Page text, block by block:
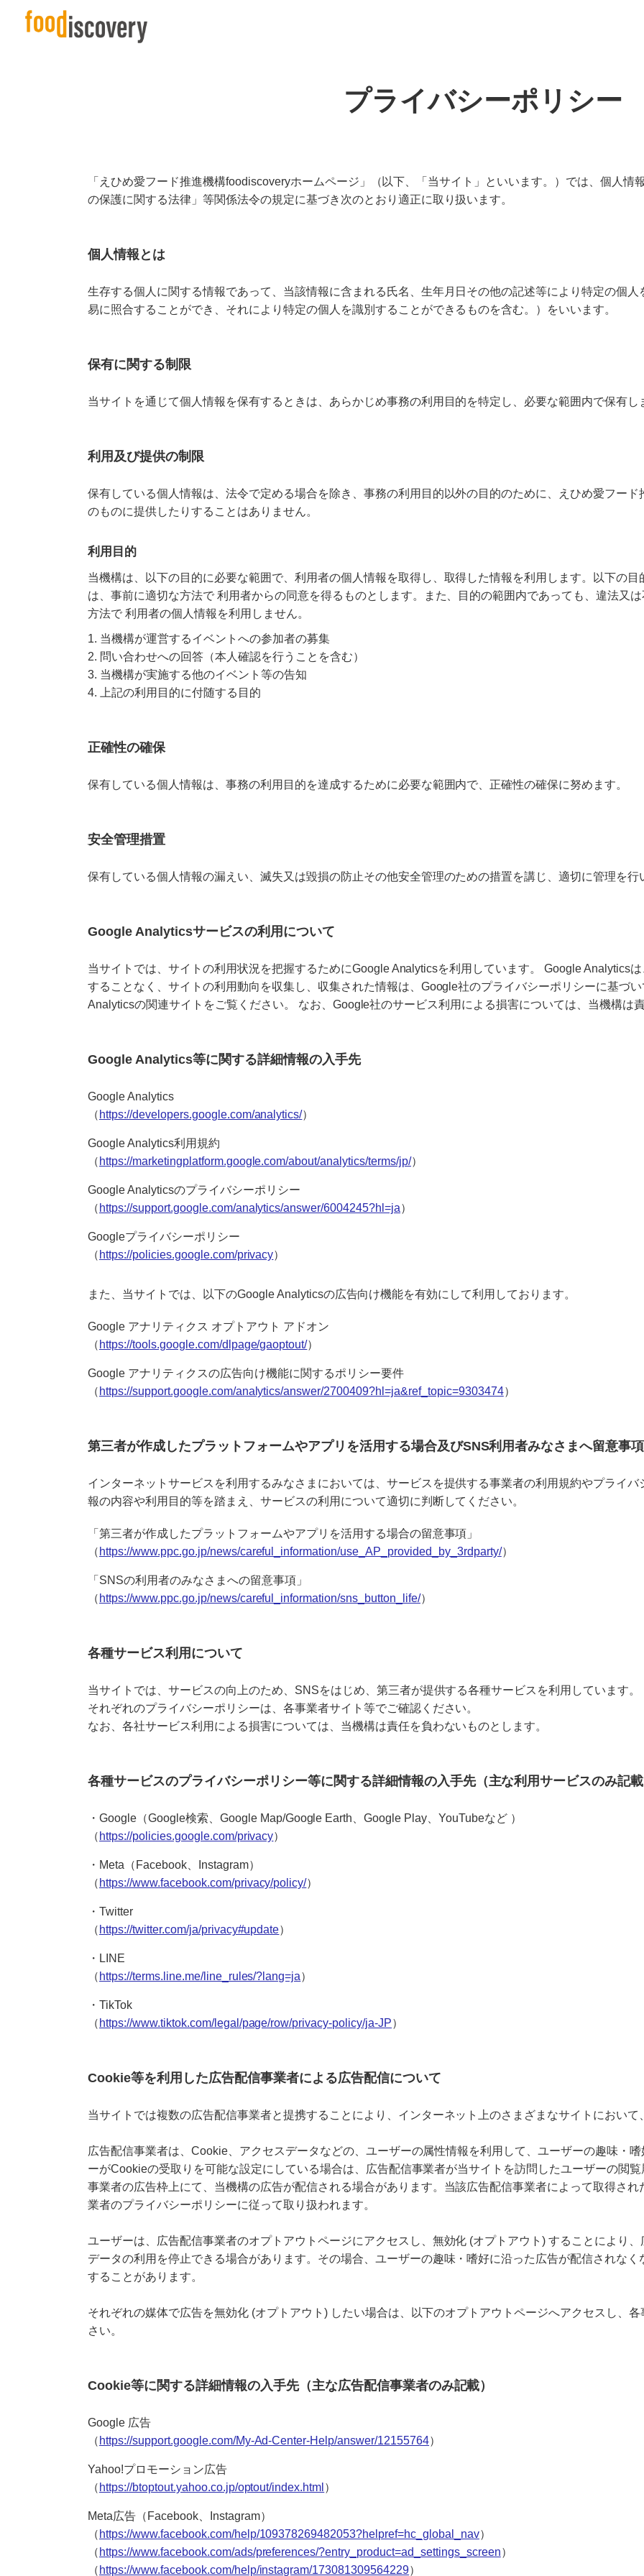
プライバシーポリシー
「えひめ愛フード推進機構foodiscoveryホームページ」（以下、「当サイト」といいます。）では、個人
の保護に関する法律」等関係法令の規定に基づき次のとおり適正に取り扱います。
個人情報とは
生存する個人に関する情報であって、当該情報に含まれる氏名、生年月日その他の記述等により特定の個
易に照合することができ、それにより特定の個人を識別することができるものを含む。）をいいます。
保有に関する制限
当サイトを通じて個人情報を保有するときは、あらかじめ事務の利用目的を特定し、必要な範囲内で保有し
利用及び提供の制限
保有している個人情報は、法令で定める場合を除き、事務の利用目的以外の目的のために、えひめ愛フー
のものに提供したりすることはありません。
利用目的
当機構は、以下の目的に必要な範囲で、利用者の個⼈情報を取得し、取得した情報を利用します。以下の
は、事前に適切な⽅法で 利用者からの同意を得るものとします。また、目的の範囲内であっても、違法又
方法で 利用者の個人情報を利用しません。
1. 当機構が運営するイベントへの参加者の募集
2. 問い合わせへの回答（本人確認を行うことを含む）
3. 当機構が実施する他のイベント等の告知
4. 上記の利用目的に付随する目的
正確性の確保
保有している個人情報は、事務の利用目的を達成するために必要な範囲内で、正確性の確保に努めます。
安全管理措置
保有している個人情報の漏えい、滅失又は毀損の防止その他安全管理のための措置を講じ、適切に管理を行
Google Analyticsサービスの利用について
当サイトでは、サイトの利用状況を把握するためにGoogle Analyticsを利用しています。 Google Analytics
することなく、サイトの利用動向を収集し、収集された情報は、Google社のプライバシーポリシーに基づ
Analyticsの関連サイトをご覧ください。 なお、Google社のサービス利用による損害については、当機構は
Google Analytics等に関する詳細情報の入手先
Google Analytics
（ https://developers.google.com/analytics/）
Google Analytics利用規約
（ https://marketingplatform.google.com/about/analytics/terms/jp/）
Google Analyticsのプライバシーポリシー
（ https://support.google.com/analytics/answer/6004245?hl=ja）
Googleプライバシーポリシー
（ https://policies.google.com/privacy）
また、当サイトでは、以下のGoogle Analyticsの広告向け機能を有効にして利用しております。
Google アナリティクス オプトアウト アドオン
（ https://tools.google.com/dlpage/gaoptout/）
Google アナリティクスの広告向け機能に関するポリシー要件
（ https://support.google.com/analytics/answer/2700409?hl=ja&ref_topic=9303474）
第三者が作成したプラットフォームやアプリを活用する場合及びSNS利用者みなさまへ留意事項
インターネットサービスを利用するみなさまにおいては、サービスを提供する事業者の利用規約やプライ
報の内容や利用目的等を踏まえ、サービスの利用について適切に判断してください。
「第三者が作成したプラットフォームやアプリを活用する場合の留意事項」
（ https://www.ppc.go.jp/news/careful_information/use_AP_provided_by_3rdparty/）
「SNSの利用者のみなさまへの留意事項」
（ https://www.ppc.go.jp/news/careful_information/sns_button_life/）
各種サービス利用について
当サイトでは、サービスの向上のため、SNSをはじめ、第三者が提供する各種サービスを利用しています。
それぞれのプライバシーポリシーは、各事業者サイト等でご確認ください。
なお、各社サービス利用による損害については、当機構は責任を負わないものとします。
各種サービスのプライバシーポリシー等に関する詳細情報の入手先（主な利用サービスのみ記
・Google（Google検索、Google Map/Google Earth、Google Play、YouTubeなど ）
（ https://policies.google.com/privacy）
・Meta（Facebook、Instagram）
（ https://www.facebook.com/privacy/policy/）
・Twitter
（ https://twitter.com/ja/privacy#update）
・LINE
（ https://terms.line.me/line_rules/?lang=ja）
・TikTok
（ https://www.tiktok.com/legal/page/row/privacy-policy/ja-JP）
Cookie等を利用した広告配信事業者による広告配信について
当サイトでは複数の広告配信事業者と提携することにより、インターネット上のさまざまなサイトにおい
広告配信事業者は、Cookie、アクセスデータなどの、ユーザーの属性情報を利用して、ユーザーの趣味・
ーがCookieの受取りを可能な設定にしている場合は、広告配信事業者が当サイトを訪問したユーザーの閲
事業者の広告枠上にて、当機構の広告が配信される場合があります。当該広告配信事業者によって取得さ
業者のプライバシーポリシーに従って取り扱われます。
ユーザーは、広告配信事業者のオプトアウトページにアクセスし、無効化 (オプトアウト) することにより
データの利用を停止できる場合があります。その場合、ユーザーの趣味・嗜好に沿った広告が配信されな
することがあります。
それぞれの媒体で広告を無効化 (オプトアウト) したい場合は、以下のオプトアウトページへアクセスし、
さい。
Cookie等に関する詳細情報の入手先（主な広告配信事業者のみ記載）
Google 広告
（ https://support.google.com/My-Ad-Center-Help/answer/12155764）
Yahoo!プロモーション広告
（ https://btoptout.yahoo.co.jp/optout/index.html ）
Meta広告（Facebook、Instagram）
（ https://www.facebook.com/help/109378269482053?helpref=hc_global_nav）
（ https://www.facebook.com/ads/preferences/?entry_product=ad_settings_screen）
（ https://www.facebook.com/help/instagram/173081309564229）